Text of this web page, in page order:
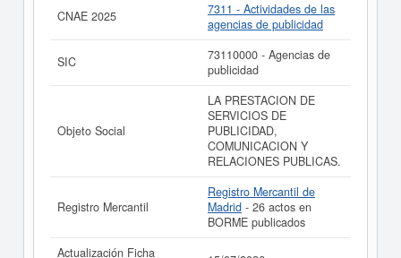
CNAE 2025
7311 - Actividades de las
agencias de publicidad
SIC
73110000 - Agencias de
publicidad
Objeto Social
LA PRESTACION DE
SERVICIOS DE
PUBLICIDAD,
COMUNICACION Y
RELACIONES PUBLICAS.
Registro Mercantil
Registro Mercantil de
Madrid - 26 actos en
BORME publicados
Actualización Ficha